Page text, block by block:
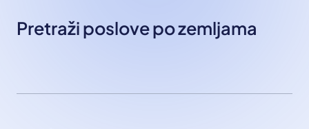
Pretraži poslove po zemljama